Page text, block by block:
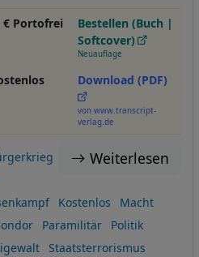
€ Portofrei
Bestellen (Buch |
Softcover)
Neuauflage
Download (PDF)
von www.transcript-
verlag.de
Weiterlesen
Kostenlos
Macht
Paramilitär
Politik
Staatsterrorismus